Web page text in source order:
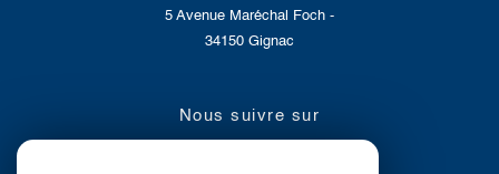
5 Avenue Maréchal Foch -
34150
Gignac
nous suivre sur